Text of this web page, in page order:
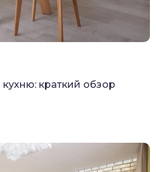
краткий обзор